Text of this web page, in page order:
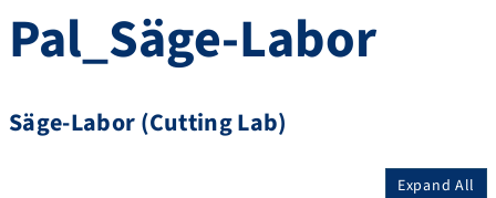
Pal_Säge-Labor
Säge-Labor (Cutting Lab)
Expand All